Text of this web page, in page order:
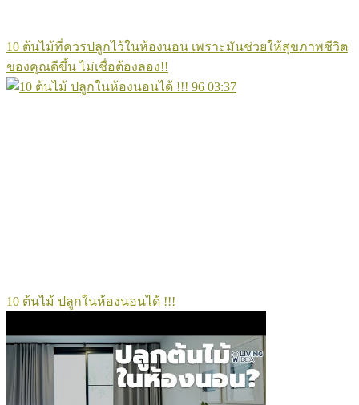
10 ต้นไม้ที่ควรปลูกไว้ในห้องนอน เพราะมันช่วยให้สุขภาพชีวิต
ของคุณดีขึ้น ไม่เชื่อต้องลอง!!
96 03:37
10 ต้นไม้ ปลูกในห้องนอนได้ !!!